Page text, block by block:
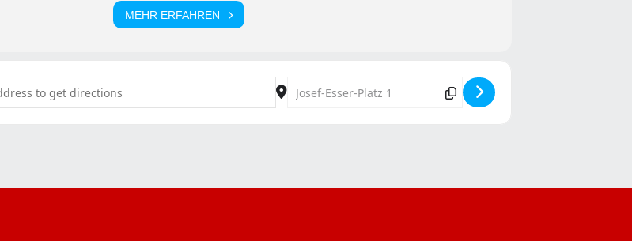
MEHR ERFAHREN
Destination Address - Proppe-Kopp-Party-Deluxe [kTNYHnyVk]